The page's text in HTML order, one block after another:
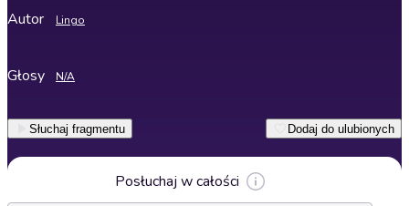
Autor Lingo
Głosy N/A
Słuchaj fragmentu Dodaj do ulubionych
Posłuchaj w całości